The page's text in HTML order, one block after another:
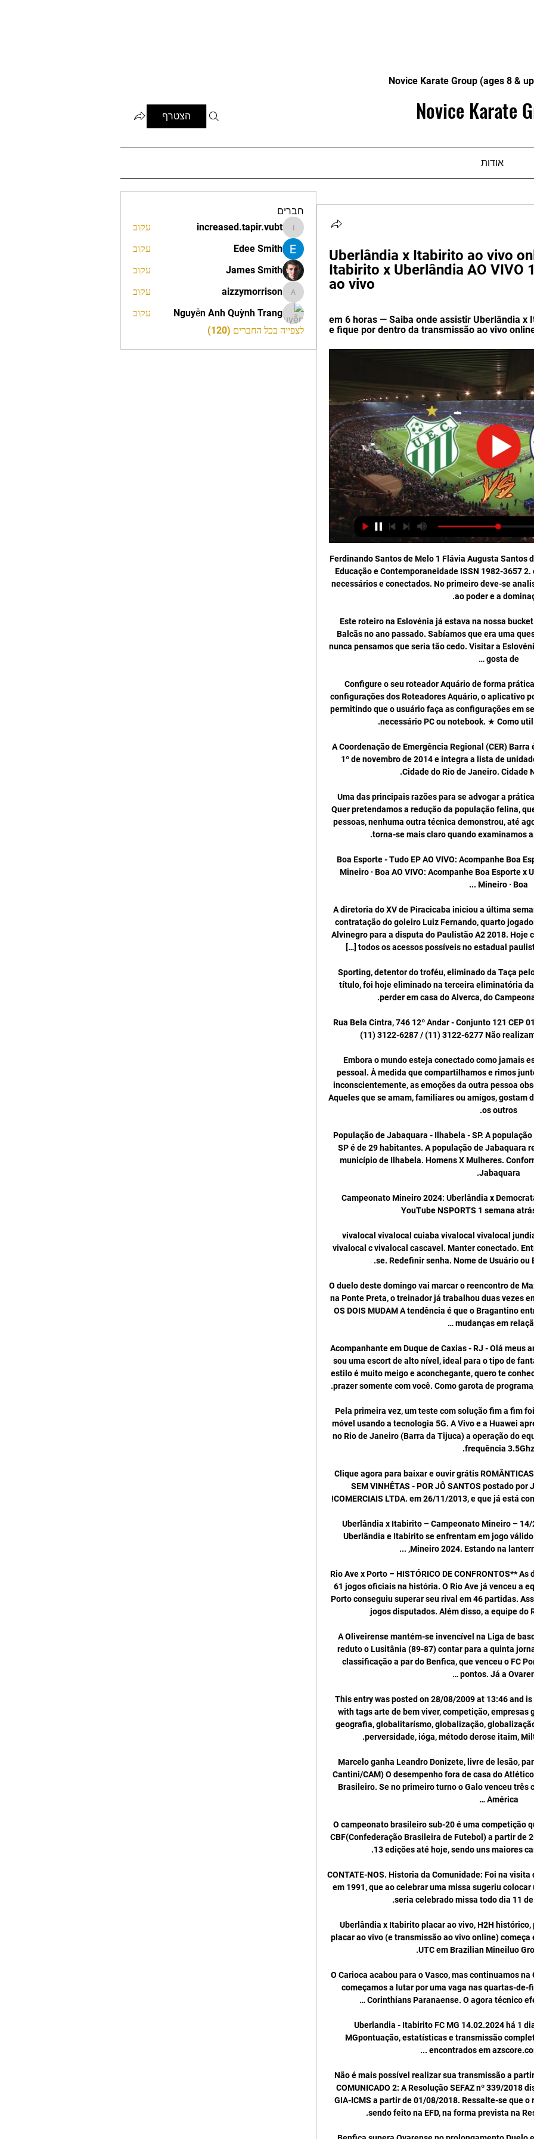
Novice Karate Group (ages 8 &
Novice Karate הצטרף
אודות
Uberlândia x Itabirito ao vivo
Itabirito x Uberlândia AO VIVO
ao vivo
em 6 horas — Saiba onde assistir Uberlândia x
e fique por dentro da transmissão ao vivo
Ferdinando Santos de Melo 1 Flávia Augusta Santos de Melo 2. IV Colóquio Internacional Educação e Contemporaneidade ISSN 1982-3657 2. campo implica em três momentos necessários e conectados. No primeiro deve-se analisar a posição do campo em relação ao poder e a dominação.

Este roteiro na Eslovénia já estava na nossa bucket list desde a nossa viagem pelos Balcãs no ano passado. Sabíamos que era uma questão de tempo até voltarmos, mas nunca pensamos que seria tão cedo. Visitar a Eslovénia é um autêntico prazer para quem gosta de …

Configure o seu roteador Aquário de forma prática! Desenvolvido para facilitar as configurações dos Roteadores Aquário, o aplicativo possui interface simples e funcional, permitindo que o usuário faça as configurações em seu smartphone ou tablet, não sendo necessário PC ou notebook. ★ Como utilizar o Aquário Connect.

A Coordenação de Emergência Regional (CER) Barra é gerenciada pela RioSaúde desde 1º de novembro de 2014 e integra a lista de unidades de emergência. Prefeitura da Cidade do Rio de Janeiro. Cidade Nova - 20211-110.

Uma das principais razões para se advogar a prática do CED é que nada mais resulta. Quer pretendamos a redução da população felina, quer a diminuição dos incómodos das pessoas, nenhuma outra técnica demonstrou, até agora, ter sucesso a longo prazo. Isto torna-se mais claro quando examinamos as alternativas praticadas.

Boa Esporte - Tudo EP AO VIVO: Acompanhe Boa Esporte x Itabirito pelo Campeonato Mineiro · Boa AO VIVO: Acompanhe Boa Esporte x Uberlândia E.C. pelo Campeonato Mineiro · Boa ...

A diretoria do XV de Piracicaba iniciou a última semana de novembro com o anúncio da contratação do goleiro Luiz Fernando, quarto jogador a assinar um pré-contrato com o Alvinegro para a disputa do Paulistão A2 2018. Hoje com 29 anos, o arqueiro conquistou todos os acessos possíveis no estadual paulista, desde a segunda divisão até […]

Sporting, detentor do troféu, eliminado da Taça pelo Alverca. O Sporting, detentor do título, foi hoje eliminado na terceira eliminatória da Taça de Portugal em futebol, ao perder em casa do Alverca, do Campeonato de Portugal, por 2-0.

Rua Bela Cintra, 746 12º Andar - Conjunto 121 CEP 01415-000 - São Paulo - SP Tel/Fax: (11) 3122-6287 / (11) 3122-6277 Não realizamos atendimento presencial

Embora o mundo esteja conectado como jamais esteve, nada substitui o encontro pessoal. À medida que compartilhamos e rimos juntos, muitas vezes sentimos, quase inconscientemente, as emoções da outra pessoa observando seus movimentos faciais. Aqueles que se amam, familiares ou amigos, gostam de compartilhar face a face uns com os outros.

População de Jabaquara - Ilhabela - SP. A população de Jabaquara na cidade Ilhabela - SP é de 29 habitantes. A população de Jabaquara representa 0,10% da população do município de Ilhabela. Homens X Mulheres. Conforme o Censo 2010 a população de Jabaquara.

Campeonato Mineiro 2024: Uberlândia x Democrata GV YouTube YouTube 2:16:31 YouTube NSPORTS 1 semana atrás 1 semana atrás

vivalocal vivalocal cuiaba vivalocal vivalocal jundiai. vivalocal c vivalocal criciuma vivalocal c vivalocal cascavel. Manter conectado. Entrar. Não tem uma conta? Cadastre-se. Redefinir senha. Nome de Usuário ou Email. Obter nova senha.

O duelo deste domingo vai marcar o reencontro de Mazola Júnior com o Bragantino. Hoje na Ponte Preta, o treinador já trabalhou duas vezes em Bragança Paulista (2013 e 2014). OS DOIS MUDAM A tendência é que o Bragantino entre em campo com pelo menos três mudanças em relação ao …

Acompanhante em Duque de Caxias - RJ - Olá meus amores, me chamo Fernanda Castro, sou uma escort de alto nível, ideal para o tipo de fantasia que você tem em mente. Meu estilo é muito meigo e aconchegante, quero te conhecer, rir e viver momentos de intenso prazer somente com você. Como garota de programa, me considero um luxo do erotismo.

Pela primeira vez, um teste com solução fim a fim foi conectado por meio de uma rede móvel usando a tecnologia 5G. A Vivo e a Huawei apresentaram no prédio da operadora no Rio de Janeiro (Barra da Tijuca) a operação do equipamento conectado à rede 5G na frequência 3.5Ghz.

Clique agora para baixar e ouvir grátis ROMÂNTICAS INTERNACIONAIS e NACIONAIS - SEM VINHÊTAS - POR JÔ SANTOS postado por J. S. ESTÚDIO DE GRAVAÇÕES COMERCIAIS LTDA. em 26/11/2013, e que já está com 28.105 Downloads e 24.045 Plays!

Uberlândia x Itabirito – Campeonato Mineiro – 14/2/2024 há 3 horas — Ver resumo Uberlândia e Itabirito se enfrentam em jogo válido pela 5ª rodada do Campeonato Mineiro 2024. Estando na lanterna da competição, ...

Rio Ave x Porto – HISTÓRICO DE CONFRONTOS** As duas equipes já se encontraram em 61 jogos oficiais na história. O Rio Ave já venceu a equipe adversária em 2 duelos. Já o Porto conseguiu superar seu rival em 46 partidas. Assim como ficaram no empate em 13 jogos disputados. Além disso, a equipe do Rio Ave já marcou 34 gols

A Oliveirense mantém-se invencível na Liga de basquetebol depois de vencer no seu reduto o Lusitânia (89-87) contar para a quinta jornada. A campeão em título lidera a classificação a par do Benfica, que venceu o FC Porto por 93-88. Ambas somam 10 pontos. Já a Ovarense …

This entry was posted on 28/08/2009 at 13:46 and is filed under Ação social, geografia with tags arte de bem viver, competição, empresas globalitátias, Geógrafo brasileiro, geografia, globalitarísmo, globalização, globalização como fábula, globalização como perversidade, ióga, método derose itaim, Milton Santos, Miltons Santos.

Marcelo ganha Leandro Donizete, livre de lesão, para os próximos jogos (Foto: Bruno Cantini/CAM) O desempenho fora de casa do Atlético-MG é o fiel da balança do time no Brasileiro. Se no primeiro turno o Galo venceu três como visitante – uma em cima do América …

O campeonato brasileiro sub-20 é uma competição que começou a ser organizada pela CBF(Confederação Brasileira de Futebol) a partir de 2015. Desde
חברים
increased.tapir.vubt
increased.tapir.vubt
עקוב
Edee Smith
עקוב
James Smith
עקוב
aizzymorrison
aizzymorrison
עקוב
Nguyễn Anh Quỳnh Trang
עקוב
לצפייה בכל החברים (120)